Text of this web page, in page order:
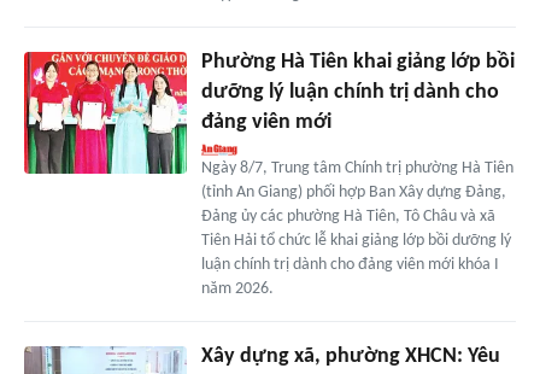
Phường Hà Tiên khai giảng lớp bồi
dưỡng lý luận chính trị dành cho
đảng viên mới
Ngày 8/7, Trung tâm Chính trị phường Hà Tiên
(tỉnh An Giang) phối hợp Ban Xây dựng Đảng,
Đảng ủy các phường Hà Tiên, Tô Châu và xã
Tiên Hải tổ chức lễ khai giảng lớp bồi dưỡng lý
luận chính trị dành cho đảng viên mới khóa I
năm 2026.
Xây dựng xã, phường XHCN: Yêu